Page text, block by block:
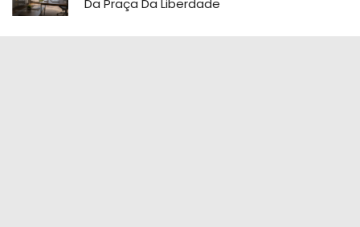
Da Praça Da Liberdade